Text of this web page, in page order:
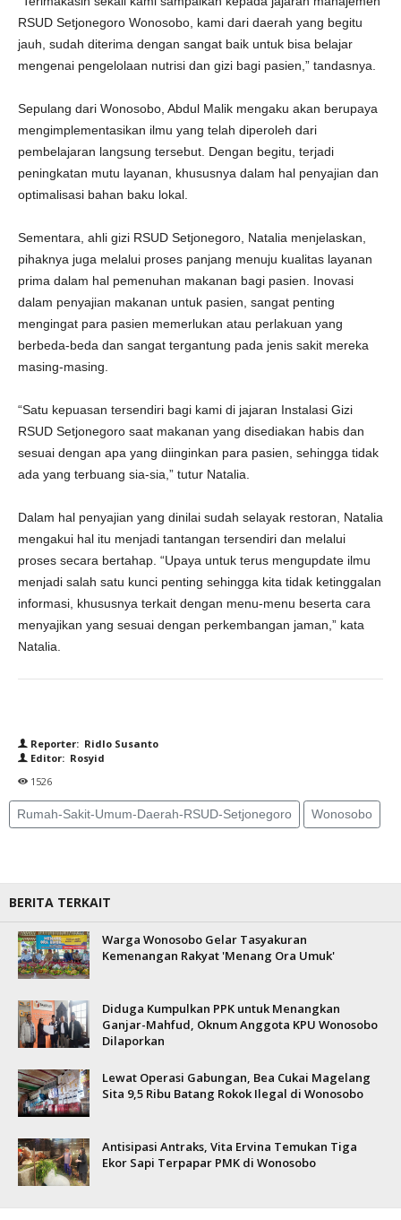
RSUD Setjonegoro Wonosobo, kami dari daerah yang begitu
jauh, sudah diterima dengan sangat baik untuk bisa belajar
mengenai pengelolaan nutrisi dan gizi bagi pasien,” tandasnya.
Sepulang dari Wonosobo, Abdul Malik mengaku akan berupaya
mengimplementasikan ilmu yang telah diperoleh dari
pembelajaran langsung tersebut. Dengan begitu, terjadi
peningkatan mutu layanan, khususnya dalam hal penyajian dan
optimalisasi bahan baku lokal.
Sementara, ahli gizi RSUD Setjonegoro, Natalia menjelaskan,
pihaknya juga melalui proses panjang menuju kualitas layanan
prima dalam hal pemenuhan makanan bagi pasien. Inovasi
dalam penyajian makanan untuk pasien, sangat penting
mengingat para pasien memerlukan atau perlakuan yang
berbeda-beda dan sangat tergantung pada jenis sakit mereka
masing-masing.
“Satu kepuasan tersendiri bagi kami di jajaran Instalasi Gizi
RSUD Setjonegoro saat makanan yang disediakan habis dan
sesuai dengan apa yang diinginkan para pasien, sehingga tidak
ada yang terbuang sia-sia,” tutur Natalia.
Dalam hal penyajian yang dinilai sudah selayak restoran, Natalia
mengakui hal itu menjadi tantangan tersendiri dan melalui
proses secara bertahap. “Upaya untuk terus mengupdate ilmu
menjadi salah satu kunci penting sehingga kita tidak ketinggalan
informasi, khususnya terkait dengan menu-menu beserta cara
menyajikan yang sesuai dengan perkembangan jaman,” kata
Natalia.
Reporter: Ridlo Susanto
Editor: Rosyid
1526
Rumah-Sakit-Umum-Daerah-RSUD-Setjonegoro Wonosobo
BERITA TERKAIT
Warga Wonosobo Gelar Tasyakuran
Kemenangan Rakyat 'Menang Ora Umuk'
Diduga Kumpulkan PPK untuk Menangkan
Ganjar-Mahfud, Oknum Anggota KPU Wonosobo
Dilaporkan
Lewat Operasi Gabungan, Bea Cukai Magelang
Sita 9,5 Ribu Batang Rokok Ilegal di Wonosobo
Antisipasi Antraks, Vita Ervina Temukan Tiga
Ekor Sapi Terpapar PMK di Wonosobo